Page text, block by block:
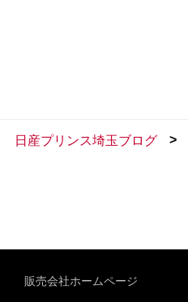
日産プリンス埼玉ブログ >
販売会社ホームページ